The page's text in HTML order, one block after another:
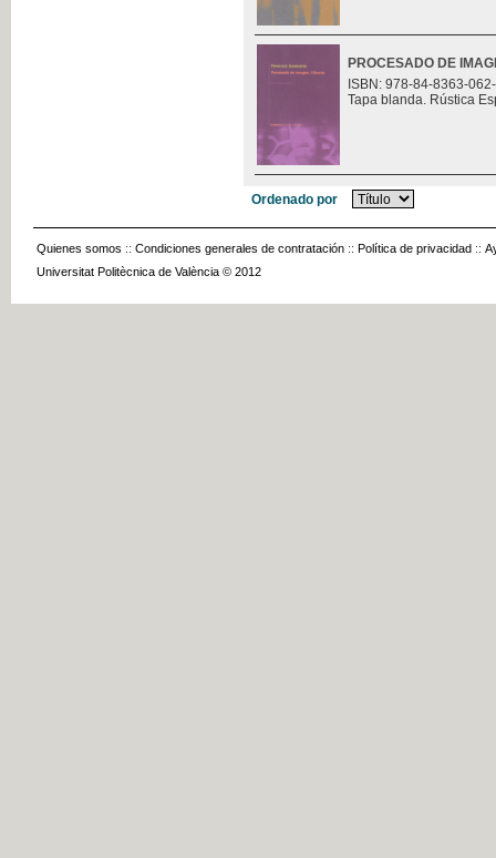
PROCESADO DE
ISBN: 978-84-8363-
Tapa blanda. Rústica
Ordenado por
Quienes somos :: Condiciones generales de contratación :: Política de privacidad ::
Universitat Politècnica de València © 2012